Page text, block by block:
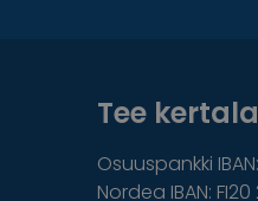
Tee
Osuuspankki
Nordea IBAN: FI20